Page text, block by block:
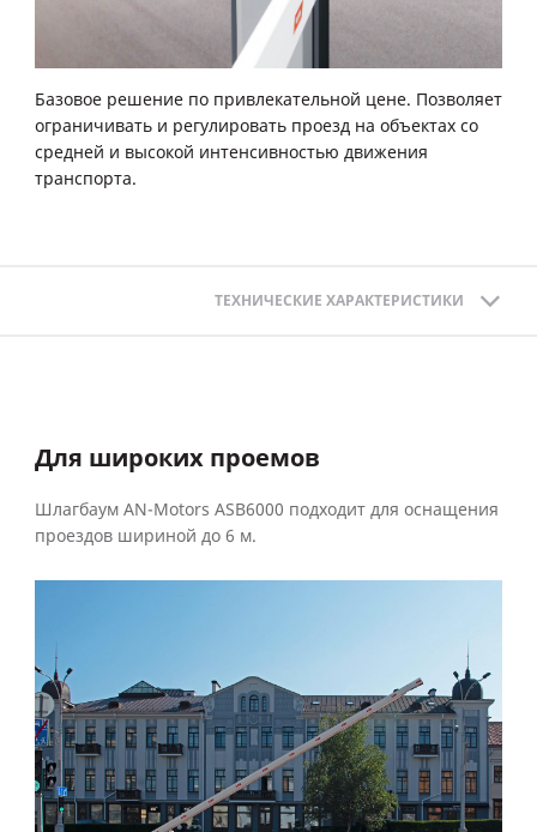
Базовое решение по привлекательной цене. Позволяет
ограничивать и регулировать проезд на объектах со
средней и высокой интенсивностью движения
транспорта.
ТЕХНИЧЕСКИЕ ХАРАКТЕРИСТИКИ
Для широких проемов
Шлагбаум AN-Motors ASB6000 подходит для оснащения
проездов шириной до 6 м.